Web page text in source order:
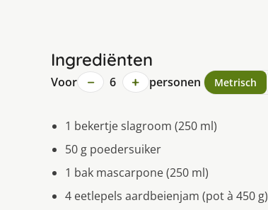
Ingrediënten
Voor − 6 + personen Metrisch
1 bekertje slagroom (250 ml)
50 g poedersuiker
1 bak mascarpone (250 ml)
4 eetlepels aardbeienjam (pot à 450 g)